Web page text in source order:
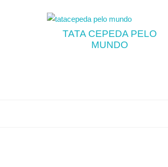
TATA CEPEDA PELO
MUNDO